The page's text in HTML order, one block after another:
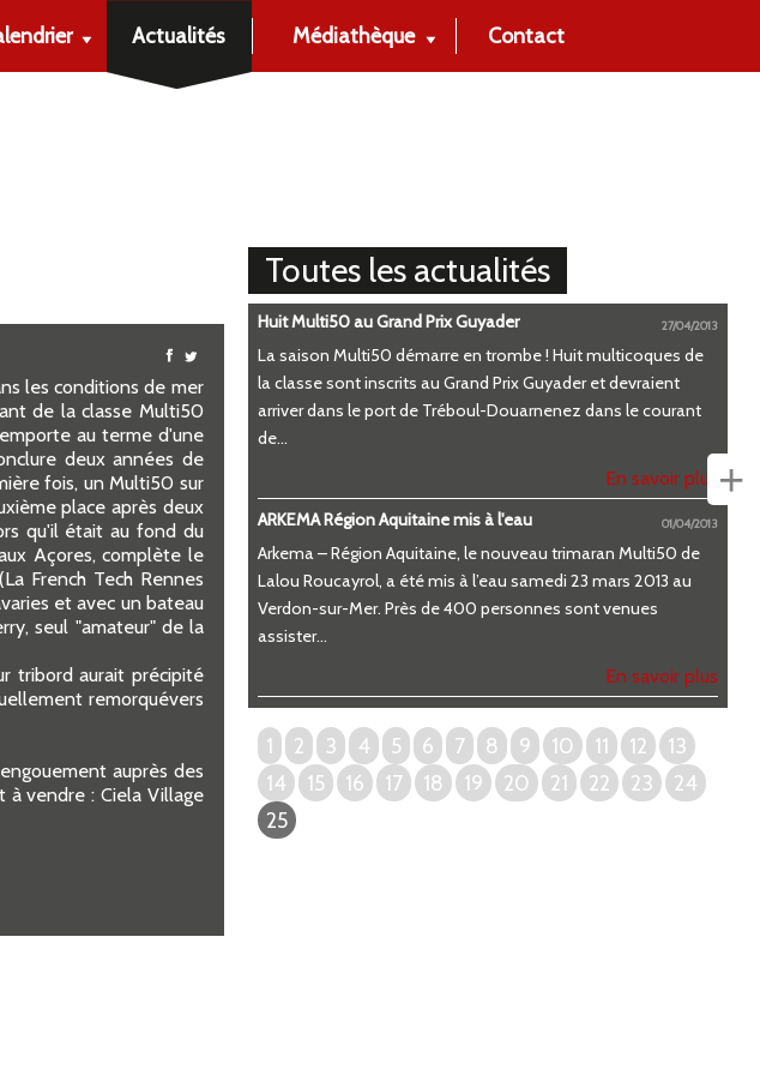
Actualités Médiathèque Contact
les conditions de mer
de la classe Multi50
au terme d'une
deux années de
fois, un Multi50 sur
place après deux
qu'il était au fond du
Açores, complète le
French Tech Rennes
et avec un bateau
seul "amateur" de la
tribord aurait précipité
remorquévers
auprès des
vendre : Ciela Village
Toutes les actualités
Huit Multi50 au Grand Prix Guyader 27/04/2013
La saison Multi50 démarre en trombe ! Huit multicoques de
la classe sont inscrits au Grand Prix Guyader et devraient
arriver dans le port de Tréboul-Douarnenez dans le courant
de...
En savoir plus
ARKEMA Région Aquitaine mis à l'eau 01/04/2013
Arkema – Région Aquitaine, le nouveau trimaran Multi50 de
Lalou Roucayrol, a été mis à l’eau samedi 23 mars 2013 au
Verdon-sur-Mer. Près de 400 personnes sont venues
assister...
En savoir plus
1 2 3 4 5 6 7 8 9 10 11 12
13
14
15 16 17 18 19 20 21 22 23
24
25
+